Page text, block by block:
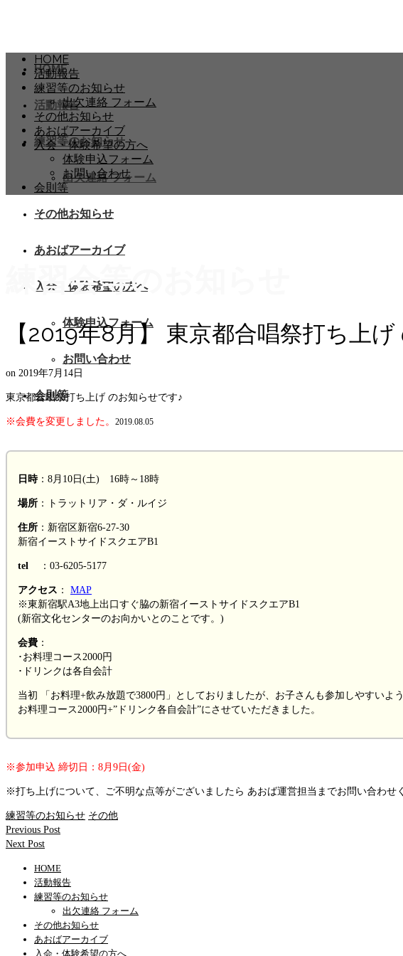
HOME
活動報告
練習等のお知らせ
出欠連絡 フォーム
その他お知らせ
あおばアーカイブ
入会・体験希望の方へ
体験申込フォーム
お問い合わせ
会則等
HOME
活動報告
練習等のお知らせ
出欠連絡 フォーム
その他お知らせ
あおばアーカイブ
入会・体験希望の方へ
体験申込フォーム
お問い合わせ
会則等
練習会等のお知らせ
【2019年8月】 東京都合唱祭打ち上
on 2019年7月14日
東京都合唱祭打ち上げ のお知らせです♪
※会費を変更しました。 2019.08.05
日時：8月10日(土) 16時～18時
場所 ：トラットリア・ダ・ルイジ
住所 ：新宿区新宿6-27-30
新宿イーストサイドスクエアB1
tel ：03-6205-5177
アクセス ： MAP
※東新宿駅A3地上出口すぐ脇の新宿イーストサイドスクエアB1
(新宿文化センターのお向かいとのことです。)
会費 ：
･お料理コース2000円
･ドリンクは各自会計
当初 「お料理+飲み放題で3800円」としておりましたが、お子さんも参加しやすいよ
お料理コース2000円+”ドリンク各自会計”にさせていただきました。
※参加申込 締切日：8月9日(金)
※打ち上げについて、ご不明な点等がございましたら あおば運営担当までお問い合わせ
練習等のお知らせ その他
Previous Post
Next Post
HOME
活動報告
練習等のお知らせ
出欠連絡 フォーム
その他お知らせ
あおばアーカイブ
入会・体験希望の方へ